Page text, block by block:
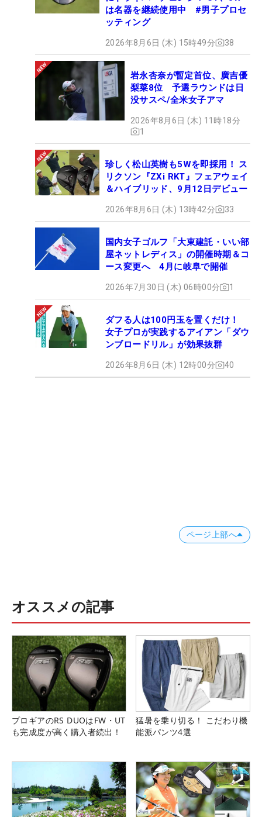
は名器を継続使用中 #男子プロセ
ッティング
2026年8月6日 (木) 15時49分 38
岩永杏奈が暫定首位、廣吉優
梨菜8位 予選ラウンドは日
没サスペ/全米女子アマ
2026年8月6日 (木) 11時18分
1
珍しく松山英樹も5Wを即採用！ ス
リクソン『ZXi RKT』フェアウェイ
＆ハイブリッド、9月12日デビュー
2026年8月6日 (木) 13時42分 33
国内女子ゴルフ「大東建託・いい部
屋ネットレディス」の開催時期＆コ
ース変更へ 4月に岐阜で開催
2026年7月30日 (木) 06時00分 1
ダフる人は100円玉を置くだけ！
女子プロが実践するアイアン「ダウ
ンブロードリル」が効果抜群
2026年8月6日 (木) 12時00分 40
ページ上部へ
オススメの記事
プロギアのRS DUOはFW・UT
も完成度が高く購入者続出！
猛暑を乗り切る！ こだわり機
能派パンツ4選